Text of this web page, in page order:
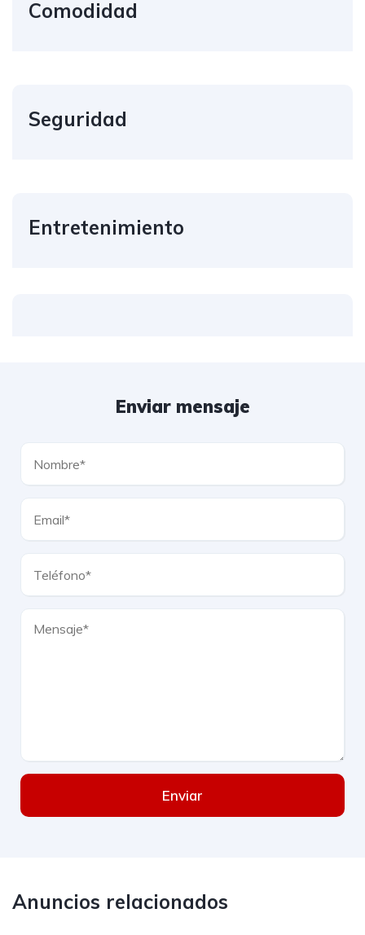
Comodidad
Seguridad
Entretenimiento
Enviar mensaje
Enviar
Anuncios relacionados